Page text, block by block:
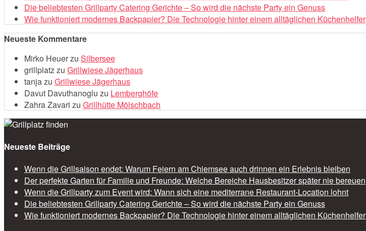
Die beliebtesten Grillparty Catering Gerichte – So wird die nächste Party ein Genuss
Wie funktioniert modernes Backpapier? Die Technologie hinter einem alltäglichen Küchenhelfer
Neueste Kommentare
Mirko Heuerzu Silbersee
grillplatzzu Grillwiese Jägerhaus
tanjazu Grillwiese Jägerhaus
Davut Davuthanoglu zu Lemberghöfe
Zahra Zavari zu Grillhütte Mölschbach
Neueste Beiträge
Wenn die Grillsaison endet: Warum Feiern am Chiemsee auch drinnen ein Erlebnis bleiben
Der perfekte Garten für Familie und Freunde: Welche Bereiche Hausbesitzer später nie bereuen
Wenn die Grillparty zum Event wird: Wann sich eine mediterrane Restaurant-Location lohnt
Die beliebtesten Grillparty Catering Gerichte – So wird die nächste Party ein Genuss
Wie funktioniert modernes Backpapier? Die Technologie hinter einem alltäglichen Küchenhelfer